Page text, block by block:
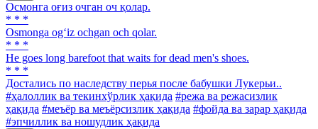
Осмонга оғиз очган оч қолар.
* * *
Osmonga og‘iz ochgan och qolar.
* * *
Не goes long barefoot that waits for dead men's shoes.
* * *
Достались по наследству перья после бабушки Лукерьи..
#ҳалоллик ва текинхўрлик ҳақида #режа ва режасизлик
ҳақида #меъёр ва меъёрсизлик ҳақида #фойда ва зарар ҳақида
#эпчиллик ва ношудлик ҳақида